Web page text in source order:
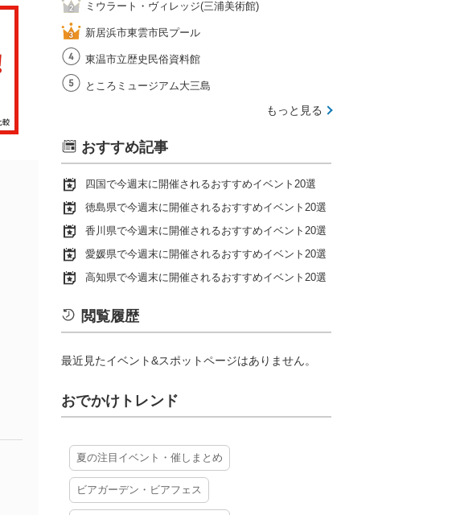
ミウラート・ヴィレッジ(三浦美術館)
新居浜市東雲市民プール
東温市立歴史民俗資料館
ところミュージアム大三島
もっと見る
おすすめ記事
四国で今週末に開催されるおすすめイベント20選
徳島県で今週末に開催されるおすすめイベント20選
香川県で今週末に開催されるおすすめイベント20選
愛媛県で今週末に開催されるおすすめイベント20選
高知県で今週末に開催されるおすすめイベント20選
閲覧履歴
最近見たイベント&スポットページはありません。
おでかけトレンド
夏の注目イベント・催しまとめ
ビアガーデン・ビアフェス